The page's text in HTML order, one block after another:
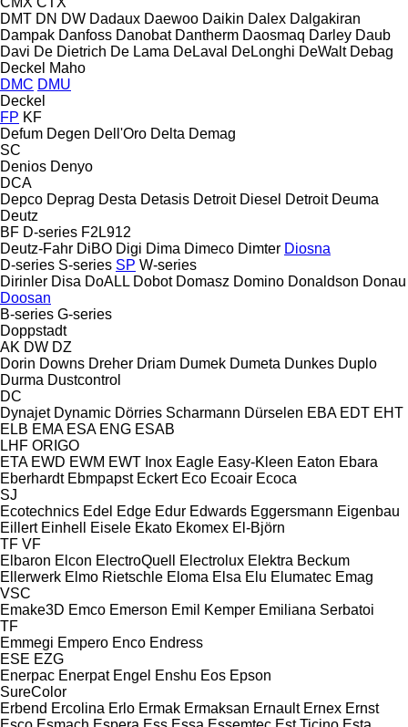
DMT DN DW Dadaux Daewoo Daikin Dalex Dalgakiran
Dampak Danfoss Danobat Dantherm Daosmaq Darley Daub
Davi De Dietrich De Lama DeLaval DeLonghi DeWalt Debag
Deckel Maho
DMC DMU
Deckel
FP KF
Defum Degen Dell'Oro Delta Demag
SC
Denios Denyo
DCA
Depco Deprag Desta Detasis Detroit Diesel Detroit Deuma
Deutz
BF D-series F2L912
Deutz-Fahr DiBO Digi Dima Dimeco Dimter Diosna
D-series S-series SP W-series
Dirinler Disa DoALL Dobot Domasz Domino Donaldson Donau
Doosan
B-series G-series
Doppstadt
AK DW DZ
Dorin Downs Dreher Driam Dumek Dumeta Dunkes Duplo
Durma Dustcontrol
DC
Dynajet Dynamic Dörries Scharmann Dürselen EBA EDT EHT
ELB EMA ESA ENG ESAB
LHF ORIGO
ETA EWD EWM EWT Inox Eagle Easy-Kleen Eaton Ebara
Eberhardt Ebmpapst Eckert Eco Ecoair Ecoca
SJ
Ecotechnics Edel Edge Edur Edwards Eggersmann Eigenbau
Eillert Einhell Eisele Ekato Ekomex El-Björn
TF VF
Elbaron Elcon ElectroQuell Electrolux Elektra Beckum
Ellerwerk Elmo Rietschle Eloma Elsa Elu Elumatec Emag
VSC
Emake3D Emco Emerson Emil Kemper Emiliana Serbatoi
TF
Emmegi Empero Enco Endress
ESE EZG
Enerpac Enerpat Engel Enshu Eos Epson
SureColor
Erbend Ercolina Erlo Ermak Ermaksan Ernault Ernex Ernst